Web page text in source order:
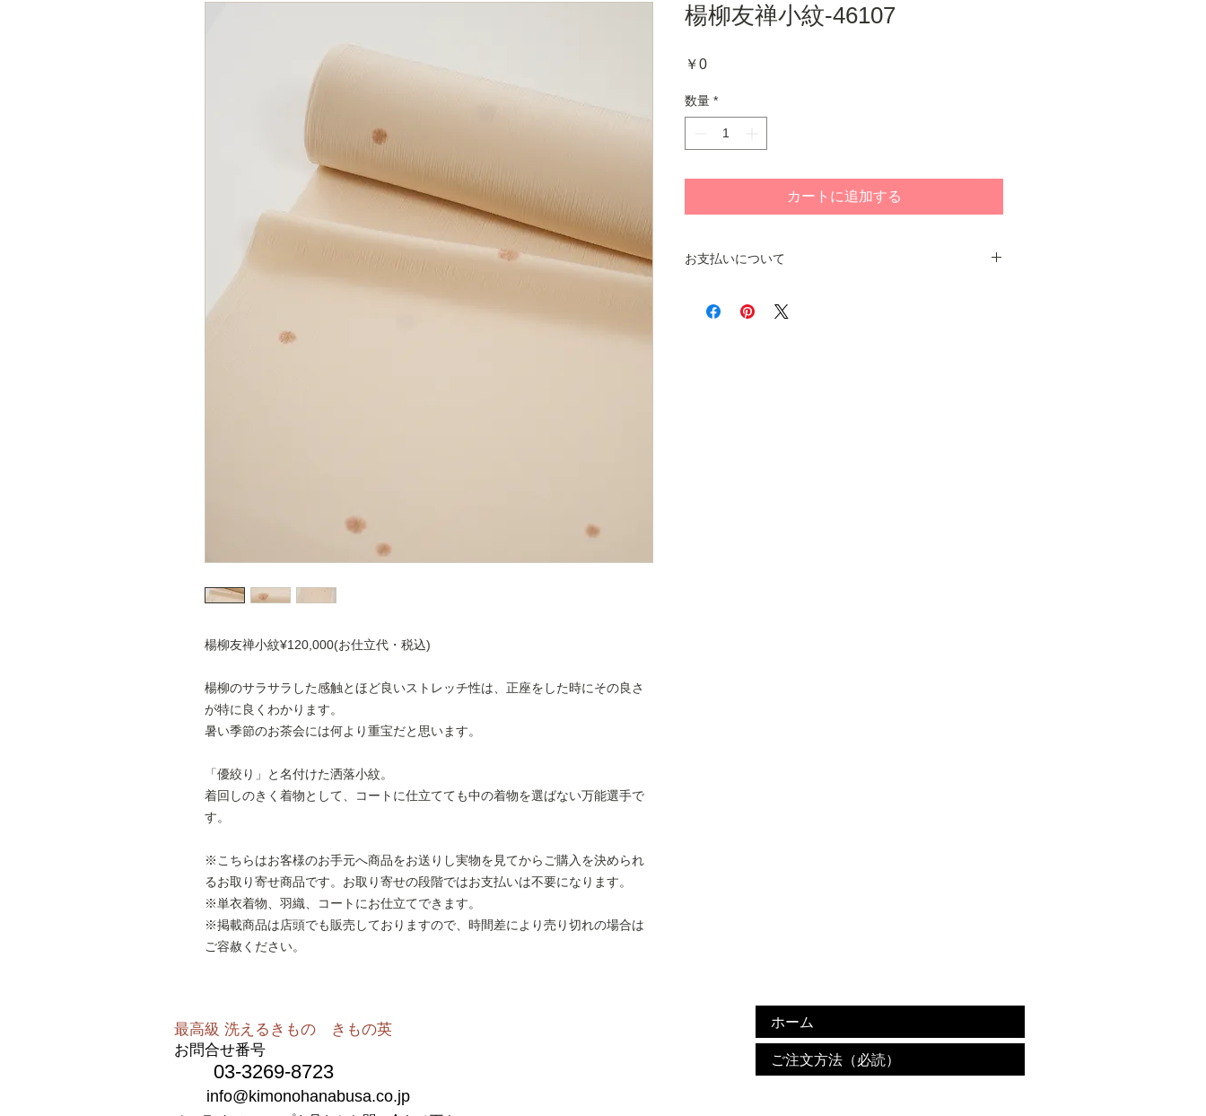
楊柳友禅小紋¥120,000(お仕立代・税込)
楊柳のサラサラした感触とほど良いストレッチ性は、正座をした時にその良さ
が特に良くわかります。
暑い季節のお茶会には何より重宝だと思います。
「優絞り」と名付けた洒落小紋。
着回しのきく着物として、コートに仕立てても中の着物を選ばない万能選手で
す。
※こちらはお客様のお手元へ商品をお送りし実物を見てからご購入を決められ
るお取り寄せ商品です。お取り寄せの段階ではお支払いは不要になります。
※単衣着物、羽織、コートにお仕立てできます。
※掲載商品は店頭でも販売しておりますので、時間差により売り切れの場合は
ご容赦ください。
楊柳友禅小紋-46107
￥0価
数量 *
カートに追加する
お支払いについて
ご注文いただくシステムです。取り寄せた段階ではお支
最高級 洗えるきもの きもの英​​
お問合せ番号
03-3269-8723
info@kimonohanabusa.co.jp
ホーム
ご注文方法（必読）